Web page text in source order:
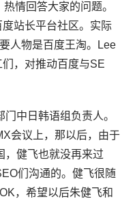
情回答大家的问题。
站长平台社区。实际
人物是百度王淘。Lee
，对推动百度与SE
中日韩语组负责人。
会议上，那以后，由于
，健飞也就没再来过
们沟通的。健飞很随
，希望以后朱健飞和